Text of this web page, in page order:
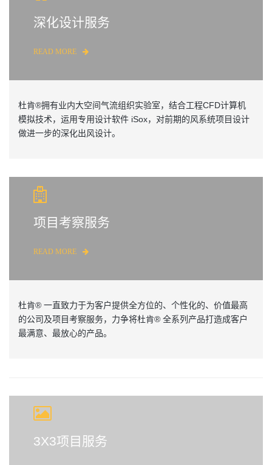
深化设计服务
READ MORE
杜肯®拥有业内大空间气流组织实验室，结合工程CFD计算机
模拟技术，运用专用设计软件 iSox，对前期的风系统项目设计
做进一步的深化出风设计。
项目考察服务
READ MORE
杜肯® 一直致力于为客户提供全方位的、个性化的、价值最高
的公司及项目考察服务，力争将杜肯® 全系列产品打造成客户
最满意、最放心的产品。
3X3项目服务